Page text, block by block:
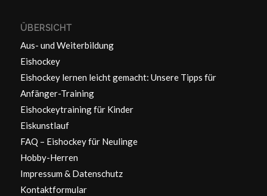
ÜBERSICHT
Aus- und Weiterbildung
Eishockey
Eishockey lernen leicht gemacht: Unsere Tipps für
Anfänger-Training
Eishockeytraining für Kinder
Eiskunstlauf
FAQ – Eishockey für Neulinge
Hobby-Herren
Impressum & Datenschutz
Kontaktformular